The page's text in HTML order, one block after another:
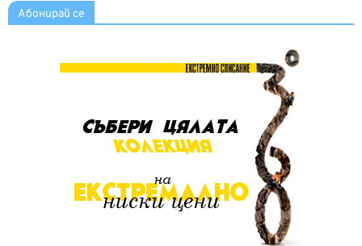
Абонирай се